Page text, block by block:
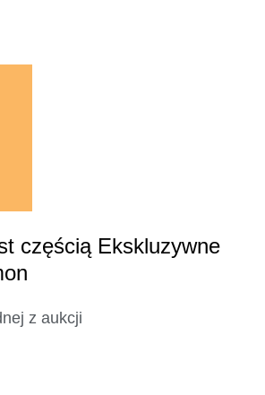
częścią Ekskluzywne
z aukcji